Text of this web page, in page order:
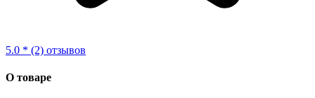
5.0 * (2) отзывов
О товаре